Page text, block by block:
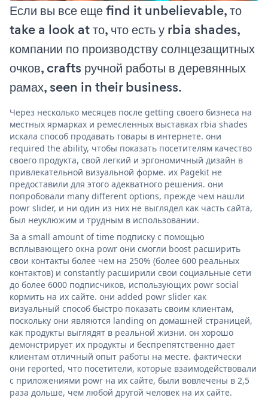
Если вы все еще find it unbelievable, то
take a look at то, что есть у rbia shades,
компании по производству солнцезащитных
очков, crafts ручной работы в деревянных
рамах, seen in their business.
Через несколько месяцев после getting своего бизнеса на
местных ярмарках и ремесленных выставках rbia shades
искала способ продавать товары в интернете. они
required the ability, чтобы показать посетителям качество
своего продукта, свой легкий и эргономичный дизайн в
привлекательной визуальной форме. их Pagekit не
предоставили для этого адекватного решения. они
попробовали many different options, прежде чем нашли
powr slider, и ни один из них не выглядел как часть сайта,
был неуклюжим и трудным в использовании.
За a small amount of time подписку с помощью
всплывающего окна powr они смогли boost расширить
свои контакты более чем на 250% (более 600 реальных
контактов) и constantly расширили свои социальные сети
до более 6000 подписчиков, использующих powr social
кормить на их сайте. они added powr slider как
визуальный способ быстро показать своим клиентам,
поскольку они являются landing on домашней страницей,
как продукты выглядят в реальной жизни. он хорошо
демонстрирует их продукты и беспрепятственно дает
клиентам отличный опыт работы на месте. фактически
они reported, что посетители, которые взаимодействовали
с приложениями powr на их сайте, были вовлечены в 2,5
раза дольше, чем любой другой человек на их сайте.